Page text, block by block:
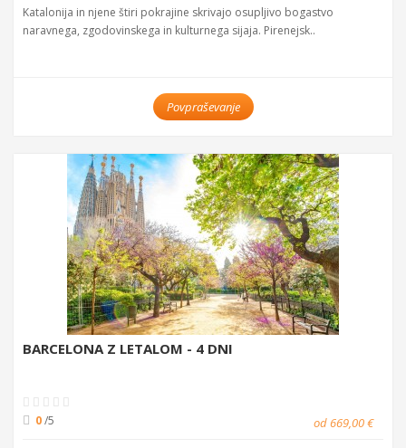
Katalonija in njene štiri pokrajine skrivajo osupljivo bogastvo
naravnega, zgodovinskega in kulturnega sijaja. Pirenejsk..
Povpraševanje
BARCELONA Z LETALOM - 4 DNI
0/5 od 669,00 €